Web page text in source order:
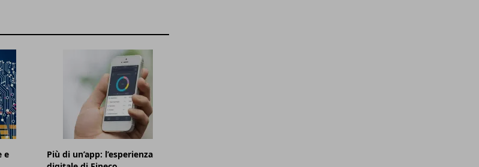
e
Più di un’app: l’esperienza